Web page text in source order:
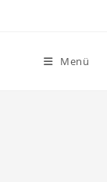
Menü